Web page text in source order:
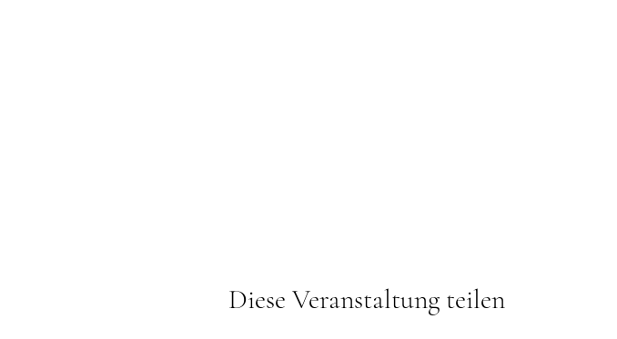
Diese Veranstaltung teilen